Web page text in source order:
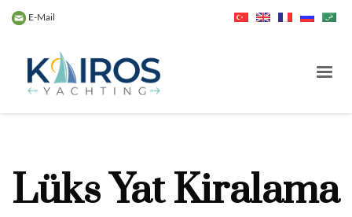
E-Mail
Lüks Yat Kiralama